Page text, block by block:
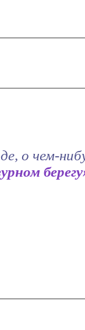
о чем-